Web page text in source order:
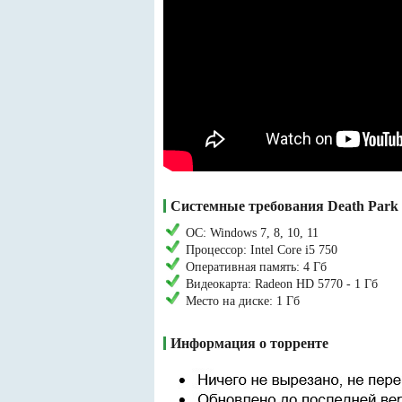
Системные требования Death Park
ОС: Windows 7, 8, 10, 11
Процессор: Intel Core i5 750
Оперативная память: 4 Гб
Видеокарта: Radeon HD 5770 - 1 Гб
Место на диске: 1 Гб
Информация о торренте